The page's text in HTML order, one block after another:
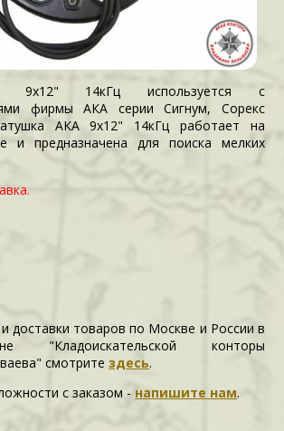
9х12" 14кГц используется с
фирмы АКА серии Сигнум, Сорекс
АКА 9х12" 14кГц работает на
и предназначена для поиска мелких
доставки товаров по Москве и России в
"Кладоискательской конторы
смотритездесь.
c заказом - напишите нам.